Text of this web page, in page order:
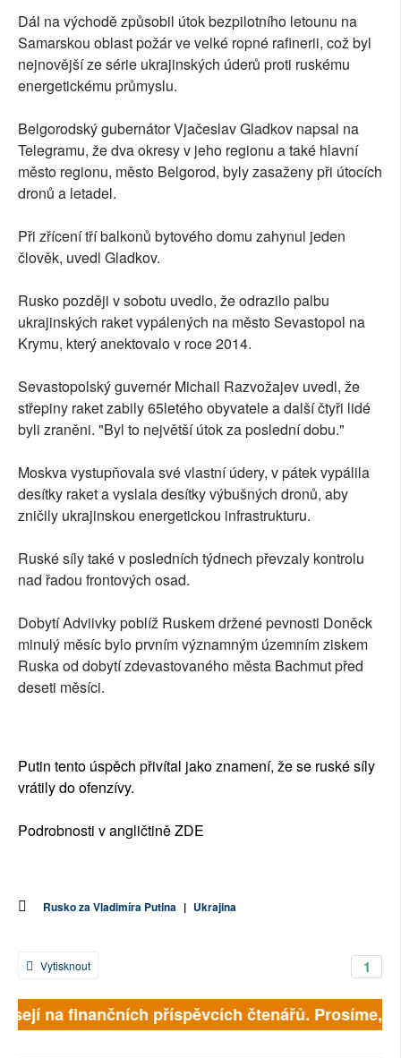
Dál na východě způsobil útok bezpilotního letounu na
Samarskou oblast požár ve velké ropné rafinerii, což byl
nejnovější ze série ukrajinských úderů proti ruskému
energetickému průmyslu.
Belgorodský gubernátor Vjačeslav Gladkov napsal na
Telegramu, že dva okresy v jeho regionu a také hlavní
město regionu, město Belgorod, byly zasaženy při útocích
dronů a letadel.
Při zřícení tří balkonů bytového domu zahynul jeden
člověk, uvedl Gladkov.
Rusko později v sobotu uvedlo, že odrazilo palbu
ukrajinských raket vypálených na město Sevastopol na
Krymu, který anektovalo v roce 2014.
Sevastopolský guvernér Michail Razvožajev uvedl, že
střepiny raket zabily 65letého obyvatele a další čtyři lidé
byli zraněni. "Byl to největší útok za poslední dobu."
Moskva vystupňovala své vlastní údery, v pátek vypálila
desítky raket a vyslala desítky výbušných dronů, aby
zničily ukrajinskou energetickou infrastrukturu.
Ruské síly také v posledních týdnech převzaly kontrolu
nad řadou frontových osad.
Dobytí Adviivky poblíž Ruskem držené pevnosti Doněck
minulý měsíc bylo prvním významným územním ziskem
Ruska od dobytí zdevastovaného města Bachmut před
deseti měsíci.
Putin tento úspěch přivítal jako znamení, že se ruské síly
vrátily do ofenzívy.
Podrobnosti v angličtině ZDE
Rusko za Vladimíra Putina | Ukrajina
1
Vytisknout
na finančních příspěvcích čtenářů. Prosíme,